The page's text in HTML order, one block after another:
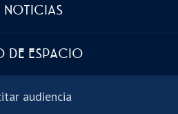
NOTICIAS
DE ESPACIO
audiencia